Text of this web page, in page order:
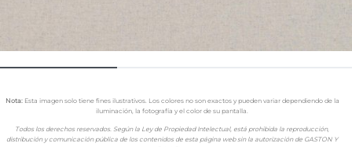
Nota:Esta imagen solo tiene fines ilustrativos. Los colores no son exactos y pueden variar dependiendo de la
iluminación, la fotografía y el color de su pantalla.
Todos los derechos reservados. Según la Ley de Propiedad Intelectual, está prohibida la reproducción,
distribución y comunicación pública de los contenidos de esta página web sin la autorización de GASTON Y